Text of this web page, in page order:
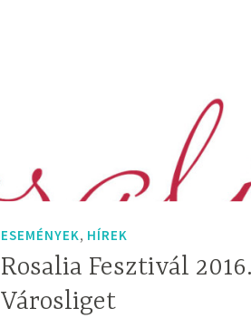
ESEMÉNYEK, HÍREK
Rosalia Fesztivál
Városliget